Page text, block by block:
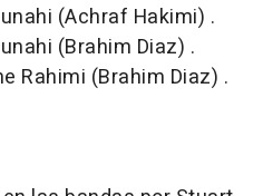
(Achraf Hakimi) .
(Brahim Diaz) .
Rahimi (Brahim Diaz) .